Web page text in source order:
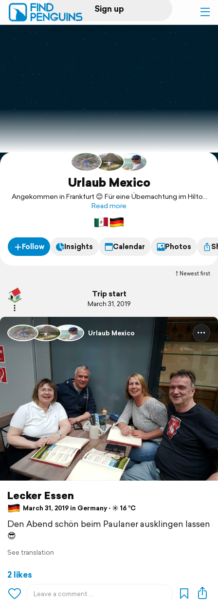
Sign up
Log in
Print a book
Flyover video
Explore
Urlaub Mexico
Angekommen in Frankfurt 😊 Für eine Übernachtung im Hilton
,bevor es morgen in den Flieger geht😊😎
Read more
Follow Insights Calendar Photos
Newest first
Trip start
March 31, 2019
Urlaub Mexico
Lecker Essen
March 31, 2019 in Germany ⋅ ☀️ 16 °C
Den Abend schön beim Paulaner ausklingen lassen
😎
See translation
2 likes